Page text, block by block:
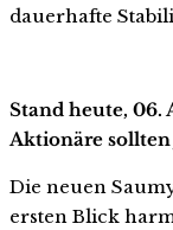
dauerhafte
Stand heute, 06.
Aktionäre
Die neuen
ersten Blick